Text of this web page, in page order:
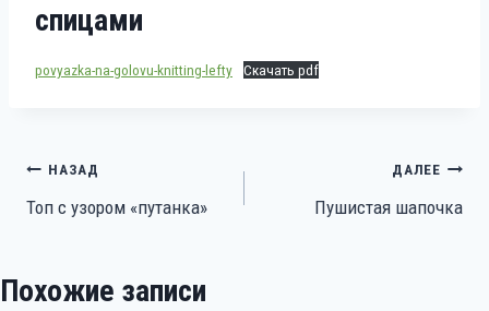
спицами
povyazka-na-golovu-knitting-lefty Скачать pdf
Навигация
по
НАЗАД
Топ с узором «путанка»
ДАЛЕЕ
Пушистая шапочка
Похожие записи